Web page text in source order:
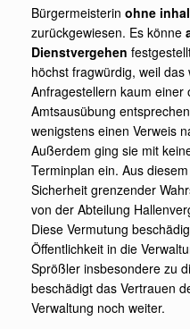
Bürgermeisterin ohne
zurückgewiesen. Es könne
Dienstvergehen
höchst fragwürdig, weil
Anfragestellern kaum einer
Amtsausübung
wenigstens einen Verweis
Außerdem ging sie mit
Terminplan ein. Aus
Sicherheit grenzender
von der Abteilung
Diese Vermutung
Öffentlichkeit in die
Sprößler insbesondere zu
beschädigt das Vertrauen
Verwaltung noch weiter.